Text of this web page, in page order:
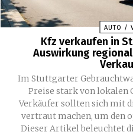
AUTO /
Kfz verkaufen in
Auswirkung
Im Stuttgarter
Preise stark von lokalen
Verkäufer sollten sich mit
vertraut machen, um den
Dieser Artikel beleuchtet